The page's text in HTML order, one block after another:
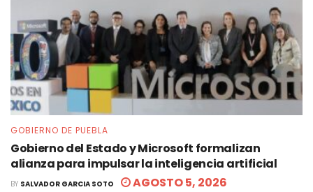
GOBIERNO DE PUEBLA
Gobierno del Estado y Microsoft formalizan
alianza para impulsar la inteligencia artificial
BY SALVADOR GARCIA SOTO AGOSTO 5, 2026